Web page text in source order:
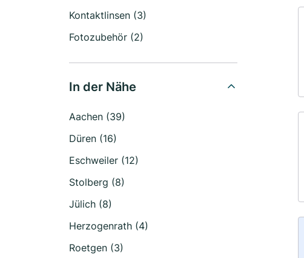
Kontaktlinsen (3)
Fotozubehör (2)
In der Nähe
Aachen (39)
Düren (16)
Eschweiler (12)
Stolberg (8)
Jülich (8)
Herzogenrath (4)
Roetgen (3)